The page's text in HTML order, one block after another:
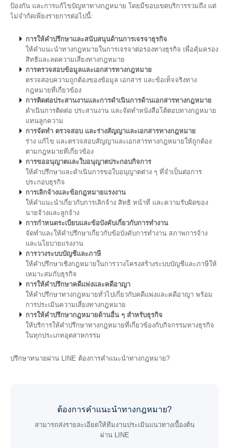
ป้องกัน และการแก้ไขปัญหาทางกฎหมาย โดยมีขอบเขตบริการรวมถึง แต่
ไม่จำกัดเพียงรายการต่อไปนี้:
การให้คำปรึกษาและสนับสนุนด้านการเจรจาธุรกิจ
ให้คำแนะนำทางกฎหมายในการเจรจาต่อรองทางธุรกิจ เพื่อคุ้มครอง
สิทธิและลดความเสี่ยงทางกฎหมาย
การตรวจสอบข้อมูลและเอกสารทางกฎหมาย
ตรวจสอบความถูกต้องของข้อมูล เอกสาร และข้อเท็จจริงทาง
กฎหมายที่เกี่ยวข้อง
การติดต่อประสานงานและการดำเนินการด้านเอกสารทางกฎหมาย
ดำเนินการติดต่อ ประสานงาน และจัดทำหนังสือโต้ตอบทางกฎหมาย
แทนลูกความ
การจัดทำ ตรวจสอบ และร่างสัญญาและเอกสารทางกฎหมาย
ร่าง แก้ไข และตรวจสอบสัญญาและเอกสารทางกฎหมายให้ถูกต้อง
ตามกฎหมายที่เกี่ยวข้อง
การขออนุญาตและใบอนุญาตประกอบกิจการ
ให้คำปรึกษาและดำเนินการขอใบอนุญาตต่าง ๆ ที่จำเป็นต่อการ
ประกอบธุรกิจ
การเลิกจ้างและข้อกฎหมายแรงงาน
ให้คำแนะนำเกี่ยวกับการเลิกจ้าง สิทธิ หน้าที่ และความรับผิดของ
นายจ้างและลูกจ้าง
การกำหนดระเบียบและข้อบังคับเกี่ยวกับการทำงาน
จัดทำและให้คำปรึกษาเกี่ยวกับข้อบังคับการทำงาน สภาพการจ้าง
และนโยบายแรงงาน
การวางระบบบัญชีและภาษี
ให้คำปรึกษาเชิงกฎหมายในการวางโครงสร้างระบบบัญชีและภาษีให้
เหมาะสมกับธุรกิจ
การให้คำปรึกษาคดีแพ่งและคดีอาญา
ให้คำปรึกษาทางกฎหมายทั่วไปเกี่ยวกับคดีแพ่งและคดีอาญา พร้อม
การประเมินความเสี่ยงทางกฎหมาย
การให้คำปรึกษากฎหมายด้านอื่น ๆ สำหรับธุรกิจ
ให้บริการให้คำปรึกษาทางกฎหมายที่เกี่ยวข้องกับกิจกรรมทางธุรกิจ
ในทุกประเภทอุตสาหกรรม
ปรึกษาทนายผ่าน LINE ต้องการคำแนะนำทางกฎหมาย?
ต้องการคำแนะนำทางกฎหมาย?
สามารถส่งรายละเอียดให้ทีมงานประเมินแนวทางเบื้องต้น
ผ่าน LINE